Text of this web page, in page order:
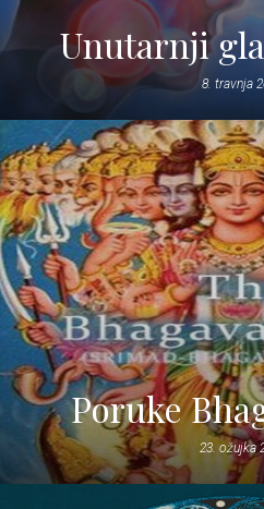
Unutarnji
8. travnja
Poruke
23. ožujka